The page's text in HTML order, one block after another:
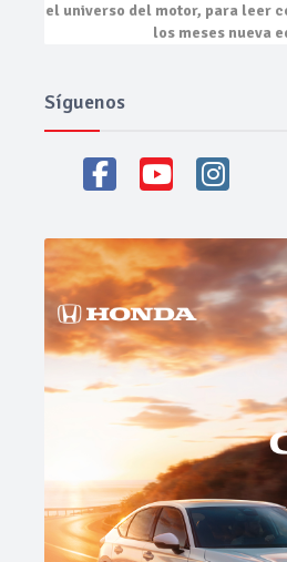
el universo del motor, para leer
los meses nueva
Síguenos